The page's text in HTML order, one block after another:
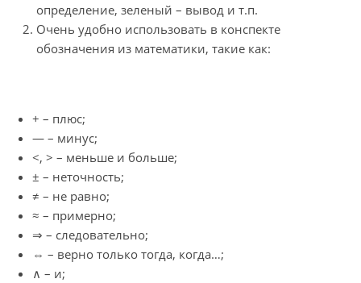
определение, зеленый – вывод и т.п.
Очень удобно использовать в конспекте
обозначения из математики, такие как:
+ – плюс;
— – минус;
<, > – меньше и больше;
± – неточность;
≠ – не равно;
≈ – примерно;
⇒ – следовательно;
⇔ – верно только тогда, когда…;
∧ – и;